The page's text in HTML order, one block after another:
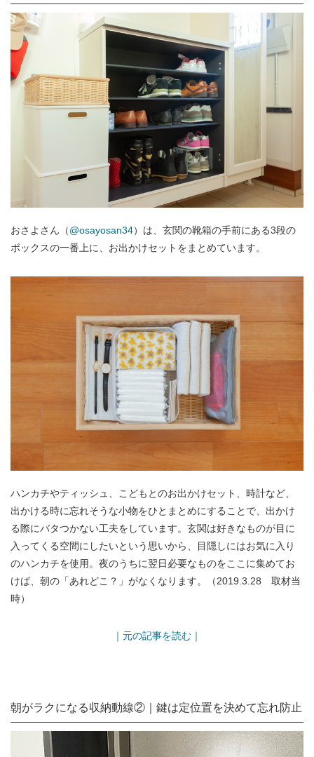
おさよさん（@osayosan34）は、玄関の靴箱の手前にある3段の
ボックスの一番上に、お出かけセットをまとめています。
ハンカチやティッシュ、こどもとのお出かけセット、時計など、
出かける時に忘れそうな小物をひとまとめにすることで、出かけ
る際にバタつかない工夫をしています。玄関は好きなものが目に
入ってくる空間にしたいという思いから、目隠しにはお気に入り
のハンカチを使用。夜のうちに翌日必要なものをここに集めてお
けば、朝の「あれどこ？」がなくなります。（2019.3.28 取材当
時）
｜元の記事を読む｜
朝がラクになる収納動線②｜鍵は定位置を決めて忘れ防止